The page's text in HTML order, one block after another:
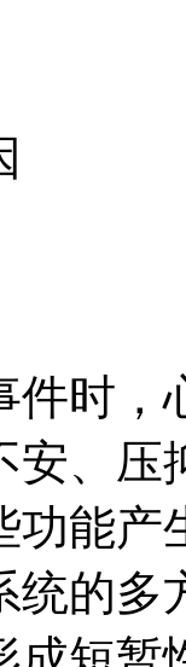
件时
安、
功能产
统的多